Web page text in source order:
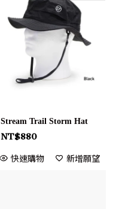
Stream Trail Storm Hat
NT$880
快速購物 新增願望